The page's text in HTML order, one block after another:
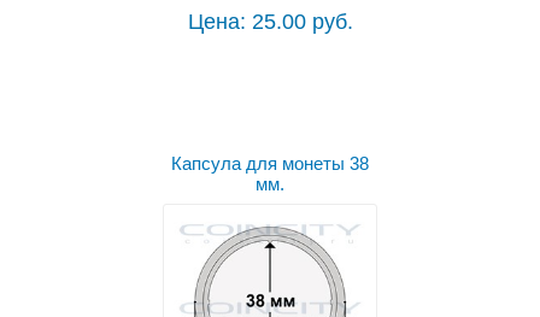
Цена: 25.00 руб.
Капсула для монеты 38
мм.